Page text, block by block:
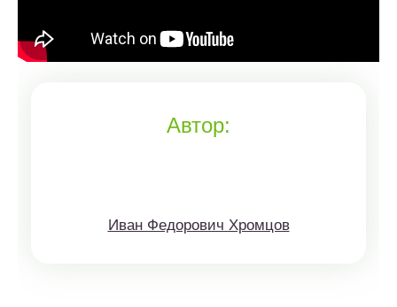
Автор:
Иван Федорович Хромцов